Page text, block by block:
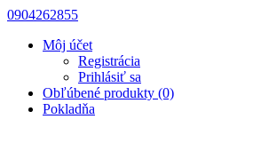
0904262855
Môj účet
Registrácia
Prihlásiť sa
Obľúbené produkty (0)
Pokladňa